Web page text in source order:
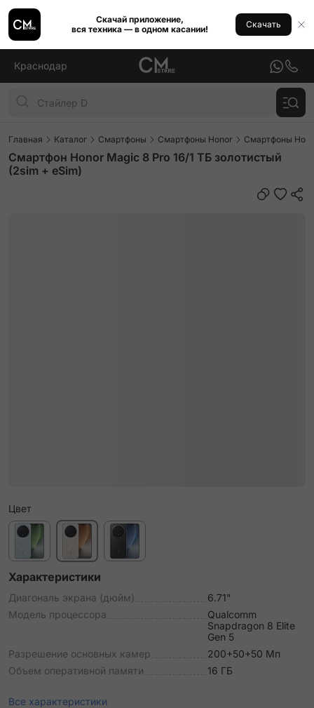
Скачай приложение,
вся техника — в одном касании!
Скачать
Краснодар
Главная Каталог Смартфоны Смартфоны Honor Смартфоны
Смартфон Honor Magic 8 Pro 16/1 ТБ золотистый
(2sim + eSim)
Цвет
Характеристики
Диагональ экрана (дюйм)
6.71"
Модель процессора
Qualcomm
Snapdragon 8 Elite
Gen 5
Разрешение основных камер
200+50+50 Мп
Объем оперативной памяти
16 ГБ
Все характеристики